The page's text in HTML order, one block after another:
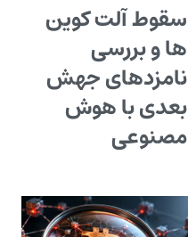
سقوط آلت کوین
ها و بررسی
نامزدهای جهش
بعدی با هوش
مصنوعی